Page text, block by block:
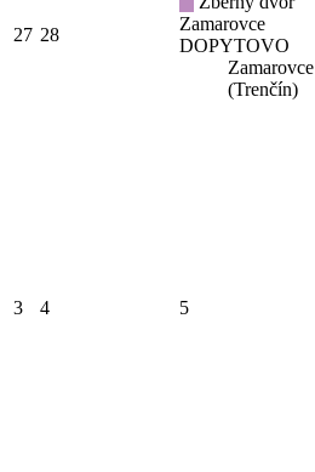
27 28
Zamarovce
DOPYTOVO
Zamarovce
(Trenčín)
3 4 5